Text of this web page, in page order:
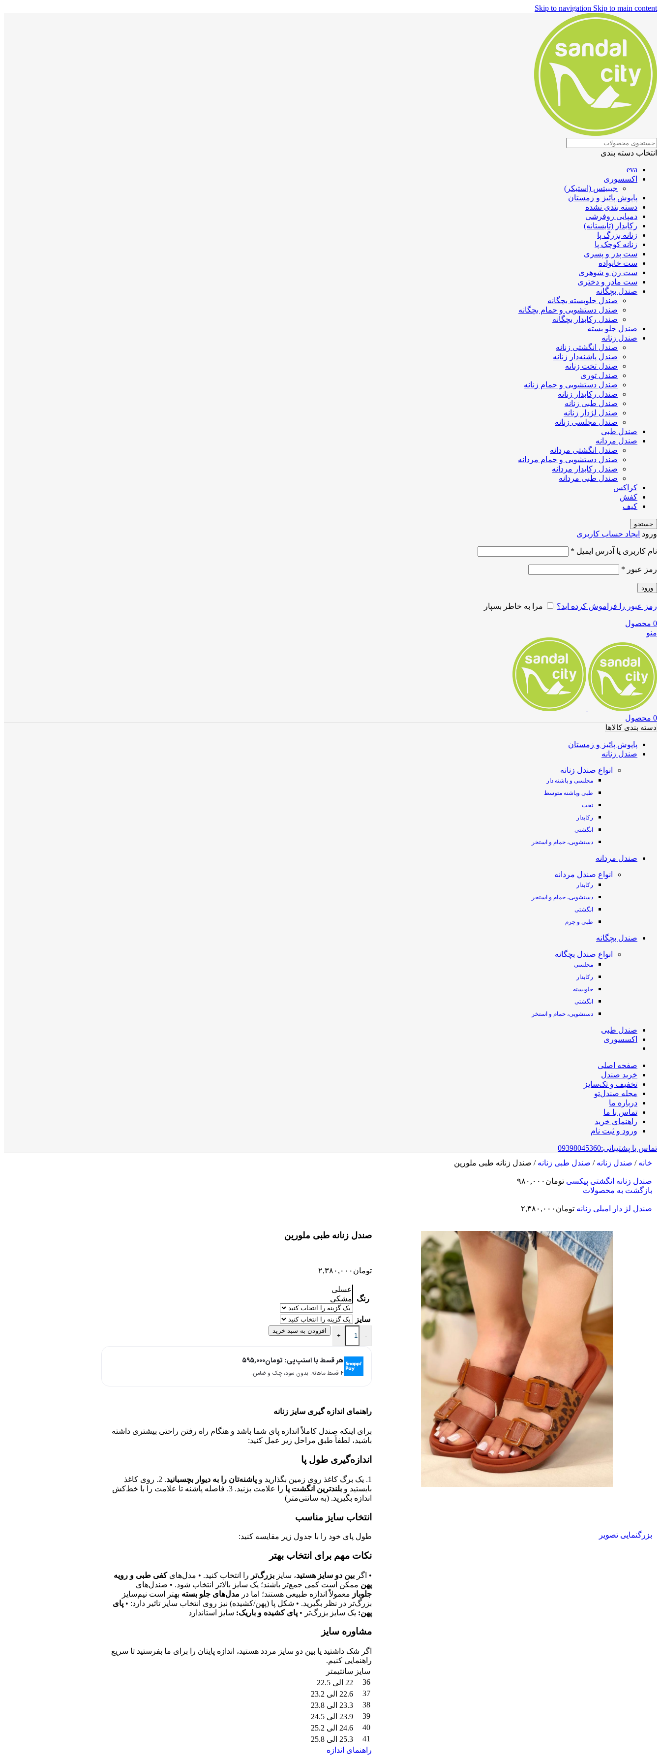
Skip to navigation Skip to main content
انتخاب دسته بندی
eva
اکسسوری
جیبیتس (استیکر)
پاپوش پائیز و زمستان
دسته بندی نشده
دمپایی روفرشی
رکابدار (تابستانه)
زنانه بزرگ پا
زنانه کوچک پا
ست پدر و پسری
ست خانواده
ست زن و شوهری
ست مادر و دختری
صندل بچگانه
صندل جلوبسته بچگانه
صندل دستشویی و حمام بچگانه
صندل رکابدار بچگانه
صندل جلو بسته
صندل زنانه
صندل انگشتی زنانه
صندل پاشنه‌دار زنانه
صندل تخت زنانه
صندل توری
صندل دستشویی و حمام زنانه
صندل رکابدار زنانه
صندل طبی زنانه
صندل لژدار زنانه
صندل مجلسی زنانه
صندل طبی
صندل مردانه
صندل انگشتی مردانه
صندل دستشویی و حمام مردانه
صندل رکابدار مردانه
صندل طبی مردانه
کراکس
کفش
کیف
جستجو
ورود ایجاد حساب کاربری
نام کاربری یا آدرس ایمیل *
رمز عبور *
ورود
رمز عبور را فراموش کرده اید؟ مرا به خاطر بسپار
0 محصول
منو
0 محصول
دسته بندی کالاها
پاپوش پائیز و زمستان
صندل زنانه
انواع صندل زنانه
مجلسی و پاشنه دار
طبی وپاشنه متوسط
تخت
رکابدار
انگشتی
دستشویی، حمام و استخر
صندل مردانه
انواع صندل مردانه
رکابدار
دستشویی، حمام و استخر
انگشتی
طبی و چرم
صندل بچگانه
انواع صندل بچگانه
مجلسی
رکابدار
جلوبسته
انگشتی
دستشویی، حمام و استخر
صندل طبی
اکسسوری
صفحه اصلی
خرید صندل
تخفیف و تک‌سایز
مجله صندل‌تو
درباره ما
تماس با ما
راهنمای خرید
ورود و ثبت نام
تماس با پشتیبانی:09398045360
خانه/ صندل زنانه/ صندل طبی زنانه/ صندل زنانه طبی ملورین
صندل زنانه انگشتی پیکسی تومان ۹۸۰,۰۰۰
بازگشت به محصولات
صندل لژ دار امیلی زنانه تومان ۲,۳۸۰,۰۰۰
بزرگنمایی تصویر
صندل زنانه طبی ملورین
تومان ۲,۳۸۰,۰۰۰
رنگ
عسلی
مشکی
سایز
-
+
افزودن به سبد خرید
هر قسط با اسنپ‌پی: تومان۵۹۵,۰۰۰
۴ قسط ماهانه. بدون سود، چک و ضامن.
راهنمای اندازه گیری سایز زنانه
برای اینکه صندل کاملاً اندازه پای شما باشد و هنگام راه رفتن راحتی بیشتری داشته
باشید، لطفاً طبق مراحل زیر عمل کنید:
اندازه‌گیری طول پا
1. یک برگ کاغذ روی زمین بگذارید و پاشنه‌تان را به دیوار بچسبانید
. 2. روی کاغذ
بایستید و بلندترین انگشت پا
را علامت بزنید. 3. فاصله پاشنه تا علامت را با خط‌کش
اندازه بگیرید. (به سانتی‌متر)
انتخاب سایز مناسب
طول پای خود را با جدول زیر مقایسه کنید:
نکات مهم برای انتخاب بهتر
• اگر بین دو سایز هستید، سایز بزرگ‌تر را انتخاب کنید. • مدل‌هایکفی طبی و رویه
پهن ممکن است کمی جمع‌تر باشند؛ یک سایز بالاتر انتخاب شود. • صندل‌های
جلوباز معمولاً اندازه طبیعی هستند؛ اما در مدل‌های جلو بسته بهتر است نیم‌سایز
بزرگ‌تر در نظر بگیرید. • شکل پا (پهن/کشیده) نیز روی انتخاب سایز تاثیر دارد: • پای
پهن: یک سایز بزرگ‌تر • پای کشیده و باریک: سایز استاندارد
مشاوره سایز
اگر شک داشتید یا بین دو سایز مردد هستید، اندازه پایتان را برای ما بفرستید تا سریع
راهنمایی کنیم.
سایز سانتیمتر
36
22 الی 22.5
37
22.6 الی 23.2
38
23.3 الی 23.8
39
23.9 الی 24.5
40
24.6 الی 25.2
41
25.3 الی 25.8
راهنمای اندازه